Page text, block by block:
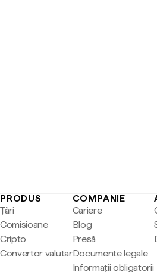
PRODUS
Țări
Comisioane
Cripto
Convertor valutar
COMPANIE
Cariere
Blog
Presă
Documente legale
Informații obligatorii